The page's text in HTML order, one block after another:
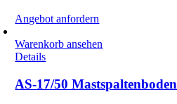
Angebot anfordern
Warenkorb ansehen
Details
AS-17/50 Mastspaltenboden